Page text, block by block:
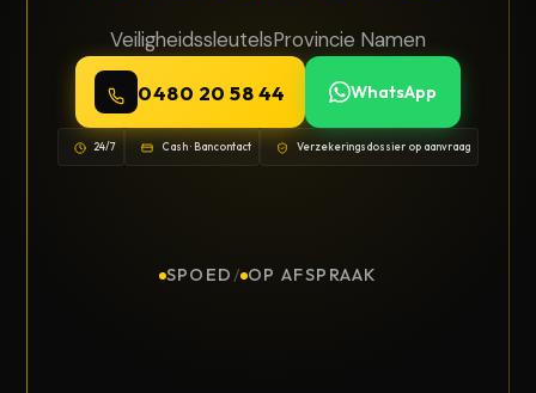
VeiligheidssleutelsProvincie Namen
0480 20 58 44 WhatsApp
24/7 Cash · Bancontact Verzekeringsdossier op aanvraag
SPOED / OP AFSPRAAK